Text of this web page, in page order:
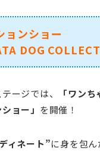
ンショー
DOG
ージでは、 「ワンち
ョー」 を開催！
ィネート”に身を包